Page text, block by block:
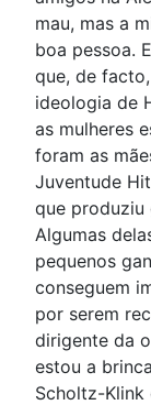
mau, mas a
boa pessoa.
que, de
ideologia de
as mulheres
foram as
Juventude
que produziu
Algumas
pequenos
conseguem
por serem
dirigente da
estou a
Scholtz-Klink